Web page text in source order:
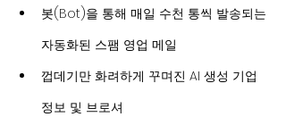
봇(Bot)을 통해 매일 수천 통씩 발송되는
자동화된 스팸 영업 메일
껍데기만 화려하게 꾸며진 AI 생성 기업
정보 및 브로셔